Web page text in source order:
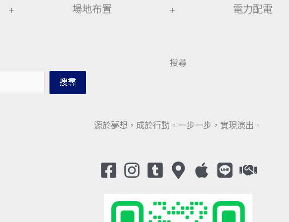
+ 場地布置 + 電力配電
搜尋
搜尋
源於夢想，成於行動。一步一步，實現演出。